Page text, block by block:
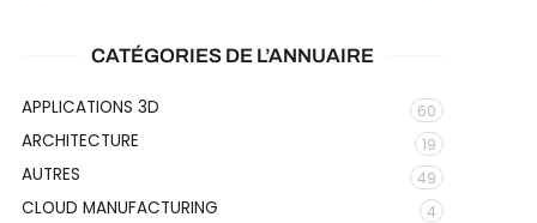
CATÉGORIES DE L’ANNUAIRE
APPLICATIONS 3D 60
ARCHITECTURE 19
AUTRES 49
CLOUD MANUFACTURING 4